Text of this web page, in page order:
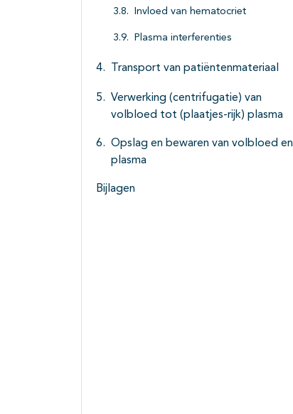
Invloed van hematocriet
Plasma interferenties
Transport van patiëntenmateriaal
Verwerking (centrifugatie) van
volbloed tot (plaatjes-rijk) plasma
Opslag en bewaren van volbloed en
plasma
Bijlagen